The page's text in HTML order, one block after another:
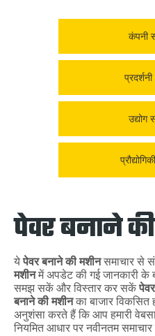
कंपनी
उद्योग
पेवर बनाने
येपेवर बनाने की मशीनसमाचार से
मशीनमें अपडेट की गई जानकारी के
समझ सकें और विस्तार कर सकें
बनाने की मशीनका बाजार विकसित
अनुशंसा करते हैं कि आप हमारी
नियमित आधार पर नवीनतम समाचार